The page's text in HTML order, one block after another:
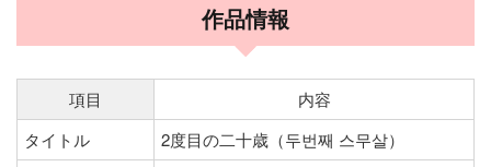
作品情報
項目
内容
タイトル
2度目の二十歳（두번째 스무살）